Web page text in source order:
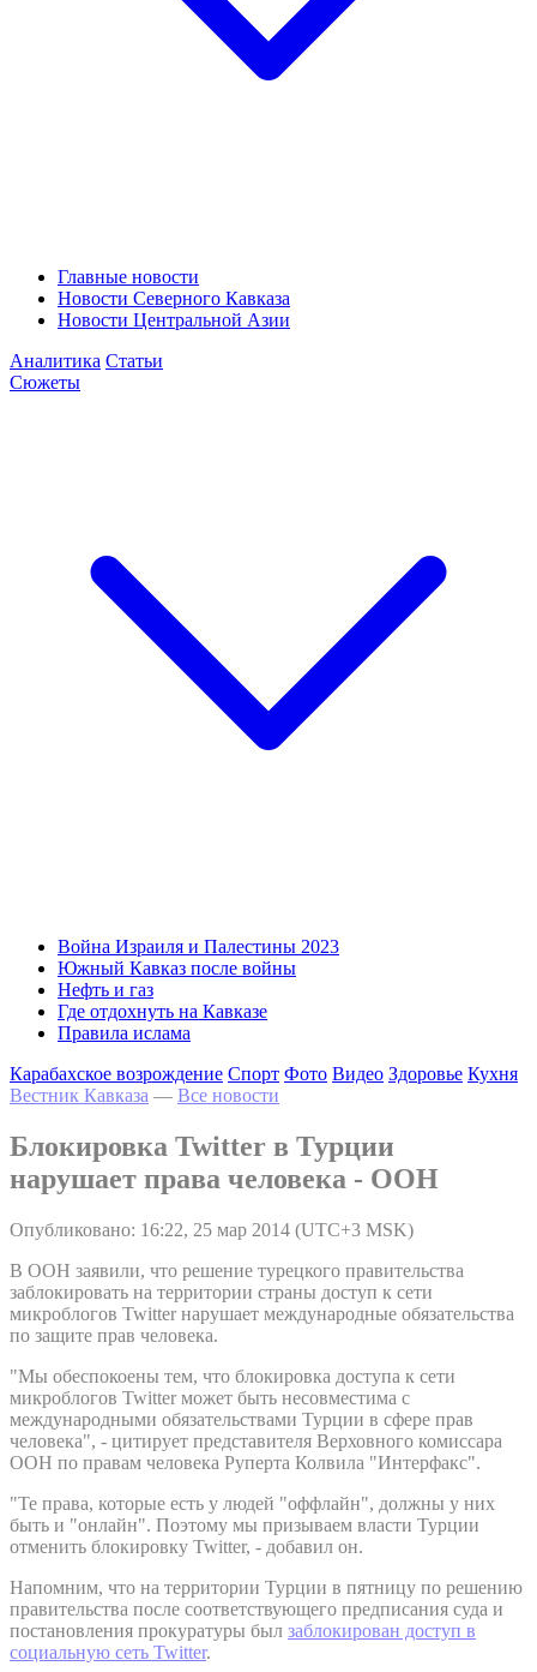
Главные новости
Новости Северного Кавказа
Новости Центральной Азии
Аналитика Статьи
Сюжеты
Война Израиля и Палестины 2023
Южный Кавказ после войны
Нефть и газ
Где отдохнуть на Кавказе
Правила ислама
Карабахское возрождение Спорт Фото Видео Здоровье Кухня
Вестник Кавказа — Все новости
Блокировка Twitter в Турции
нарушает права человека - ООН
Опубликовано: 16:22, 25 мар 2014 (UTC+3 MSK)
В ООН заявили, что решение турецкого правительства
заблокировать на территории страны доступ к сети
микроблогов Twitter нарушает международные обязательства
по защите прав человека.
"Мы обеспокоены тем, что блокировка доступа к сети
микроблогов Twitter может быть несовместима с
международными обязательствами Турции в сфере прав
человека", - цитирует представителя Верховного комиссара
ООН по правам человека Руперта Колвила "Интерфакс".
"Те права, которые есть у людей "оффлайн", должны у них
быть и "онлайн". Поэтому мы призываем власти Турции
отменить блокировку Twitter, - добавил он.
Напомним, что на территории Турции в пятницу по решению
правительства после соответствующего предписания суда и
постановления прокуратуры был заблокирован доступ в
социальную сеть Twitter.